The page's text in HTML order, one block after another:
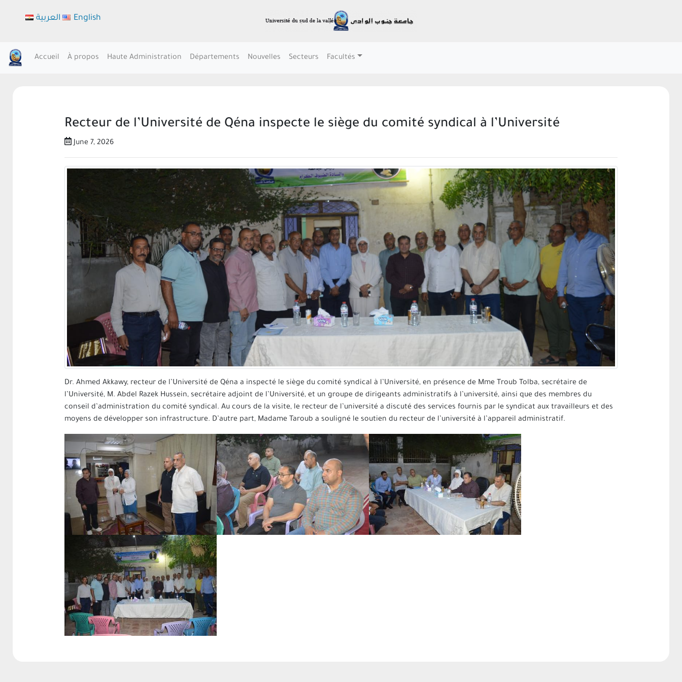
Accueil À propos Haute Administration Départements Nouvelles Secteurs Facultés
Recteur de l’Université de Qéna inspecte le siège du comité syndical à l’Université
June 7, 2026
Dr. Ahmed Akkawy, recteur de l’Université de Qéna a inspecté le siège du comité syndical à l’Université, en présence de Mme Troub Tolba, secrétaire de
l’Université, M. Abdel Razek Hussein, secrétaire adjoint de l’Université, et un groupe de dirigeants administratifs à l’université, ainsi que des membres du
conseil d’administration du comité syndical. Au cours de la visite, le recteur de l’université a discuté des services fournis par le syndicat aux travailleurs et des
moyens de développer son infrastructure. D’autre part, Madame Taroub a souligné le soutien du recteur de l’université à l’appareil administratif.
العربية English